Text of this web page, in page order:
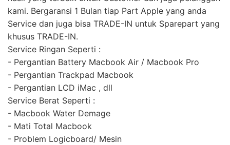
kami. Bergaransi 1 Bulan tiap Part Apple yang anda
Service dan juga bisa TRADE-IN untuk Sparepart yang
khusus TRADE-IN.
Service Ringan Seperti :
- Pergantian Battery Macbook Air / Macbook Pro
- Pergantian Trackpad Macbook
- Pergantian LCD iMac , dll
Service Berat Seperti :
- Macbook Water Demage
- Mati Total Macbook
- Problem Logicboard/ Mesin